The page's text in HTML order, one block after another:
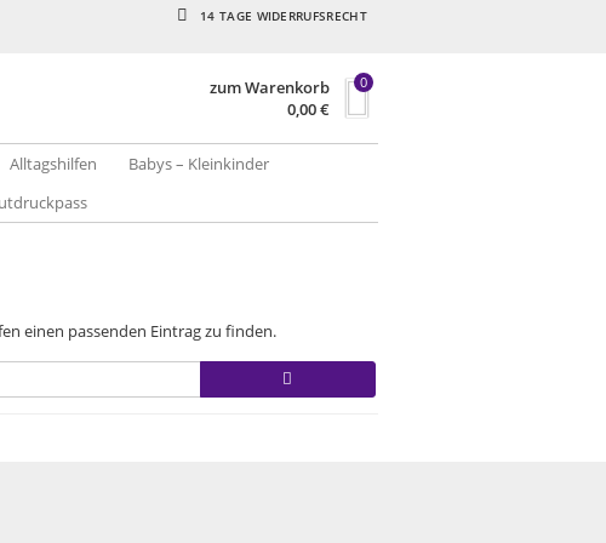
14 TAGE WIDERRUFSRECHT
zum Warenkorb
0,00€
0
Alltagshilfen
Babys – Kleinkinder
einen passenden Eintrag zu finden.